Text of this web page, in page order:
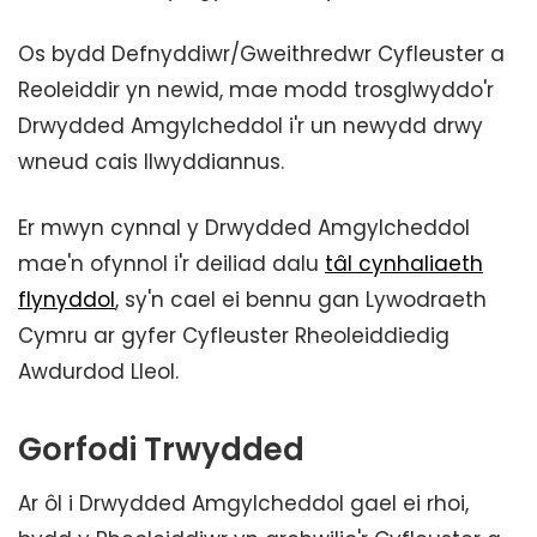
Os bydd Defnyddiwr/Gweithredwr Cyfleuster a
Reoleiddir yn newid, mae modd trosglwyddo'r
Drwydded Amgylcheddol i'r un newydd drwy
wneud cais llwyddiannus.
Er mwyn cynnal y Drwydded Amgylcheddol
mae'n ofynnol i'r deiliad dalu tâl cynhaliaeth
flynyddol, sy'n cael ei bennu gan Lywodraeth
Cymru ar gyfer Cyfleuster Rheoleiddiedig
Awdurdod Lleol.
Gorfodi Trwydded
Ar ôl i Drwydded Amgylcheddol gael ei rhoi,